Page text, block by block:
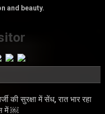
and beauty.
की सुरक्षा में सेंध, रात भार रहा
में ￼